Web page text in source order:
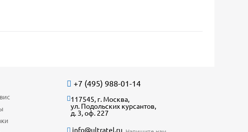
+7 (495) 988-01-14
117545, г. Москва,
ул. Подольских курсантов,
д. 3, оф. 227
info@ultratel.ru